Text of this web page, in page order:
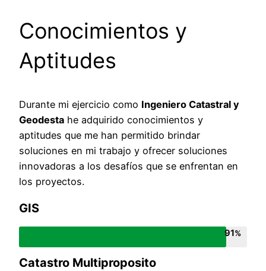
Conocimientos y
Aptitudes
Durante mi ejercicio como Ingeniero Catastral y
Geodesta he adquirido conocimientos y
aptitudes que me han permitido brindar
soluciones en mi trabajo y ofrecer soluciones
innovadoras a los desafíos que se enfrentan en
los proyectos.
GIS
91
Catastro Multiproposito